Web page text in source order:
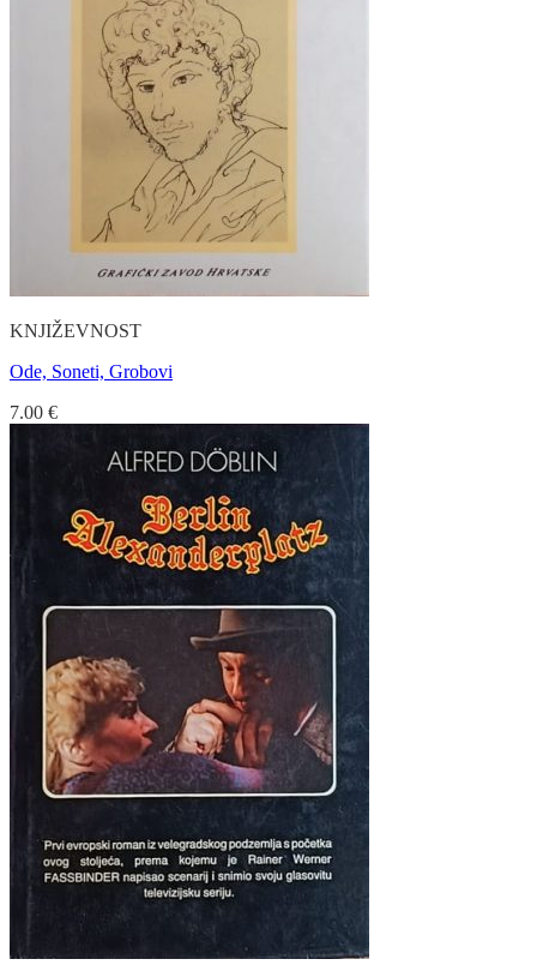
KNJIŽEVNOST
Ode, Soneti, Grobovi
7.00 €